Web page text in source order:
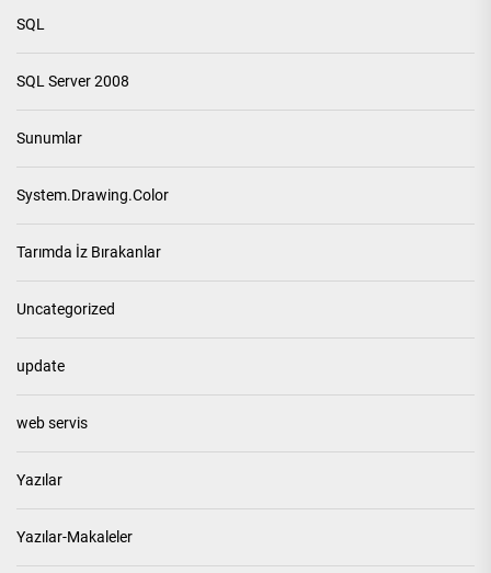
SQL
SQL Server 2008
Sunumlar
System.Drawing.Color
Tarımda İz Bırakanlar
Uncategorized
update
web servis
Yazılar
Yazılar-Makaleler